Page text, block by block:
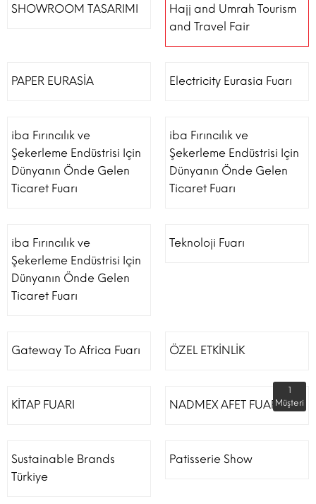
SHOWROOM TASARIMI
Hajj and Umrah Tourism
and Travel Fair
PAPER EURASİA Electricity Eurasia Fuarı
iba Fırıncılık ve
Şekerleme Endüstrisi Için
Dünyanın Önde Gelen
Ticaret Fuarı
iba Fırıncılık ve
Şekerleme Endüstrisi Için
Dünyanın Önde Gelen
Ticaret Fuarı
iba Fırıncılık ve
Şekerleme Endüstrisi Için
Dünyanın Önde Gelen
Ticaret Fuarı
Teknoloji Fuarı
Gateway To Africa Fuarı ÖZEL ETKİNLİK
KİTAP FUARI NADMEX AFET FUARI
1
Müşteri
Sustainable Brands
Türkiye
Patisserie Show